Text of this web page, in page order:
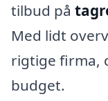
tilbud på
Med lidt
rigtige firma,
budget.